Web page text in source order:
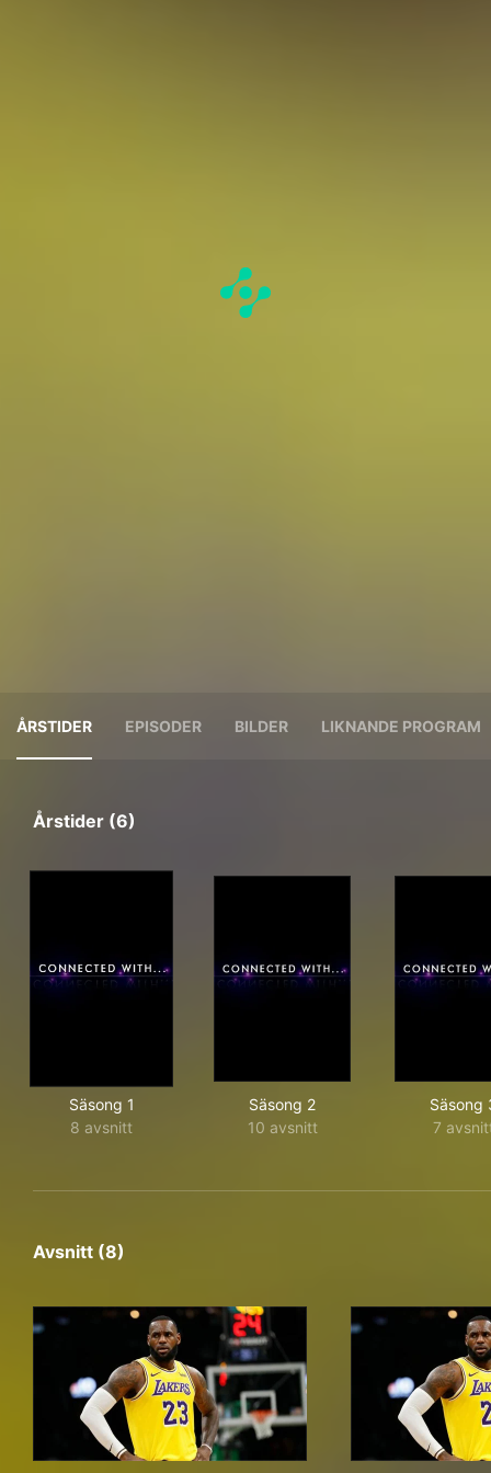
ÅRSTIDER EPISODER BILDER LIKNANDE PROGRAM
Årstider (6)
Säsong 1
8 avsnitt
Säsong 2
10 avsnitt
Säsong
7
Avsnitt (8)